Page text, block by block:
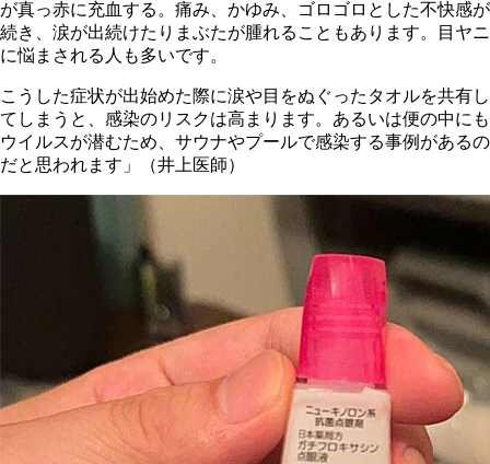
が真っ赤に充血する。痛み、かゆみ、ゴロゴロとした不快感が
続き、涙が出続けたりまぶたが腫れることもあります。目ヤニ
に悩まされる人も多いです。
こうした症状が出始めた際に涙や目をぬぐったタオルを共有し
てしまうと、感染のリスクは高まります。あるいは便の中にも
ウイルスが潜むため、サウナやプールで感染する事例があるの
だと思われます」（井上医師）